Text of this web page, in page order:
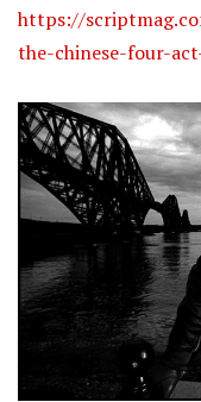
https://
the-chinese-four-